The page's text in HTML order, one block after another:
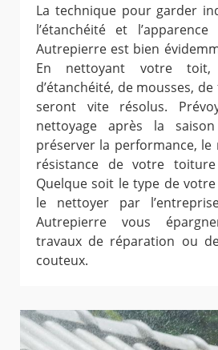
La technique pour garder
l’étanchéité et
Autrepierre est bien
En nettoyant votre toit,
d’étanchéité, de mousses,
seront vite résolus.
nettoyage après la
préserver la performance, le
résistance de votre
Quelque soit le type de
le nettoyer par
Autrepierre vous
travaux de réparation ou
couteux.